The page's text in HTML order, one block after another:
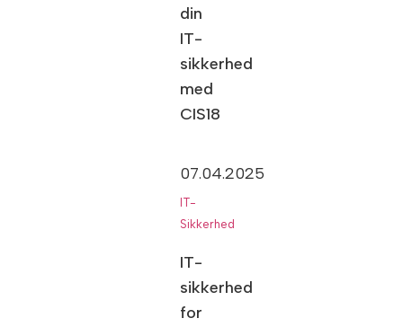
din
IT-
sikkerhed
med
CIS18
07.04.2025
IT-
Sikkerhed
IT-
sikkerhed
for